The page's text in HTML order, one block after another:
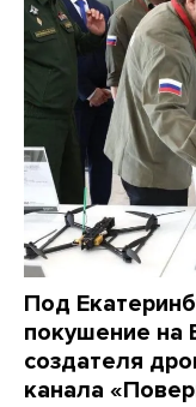
Под
покушение на
создателя
канала